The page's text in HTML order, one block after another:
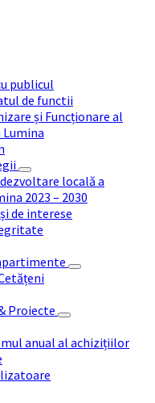
publicul
de functii
și Funcționare al
locală a
2023 – 2030
de interese
Proiecte
anual al achizițiilor